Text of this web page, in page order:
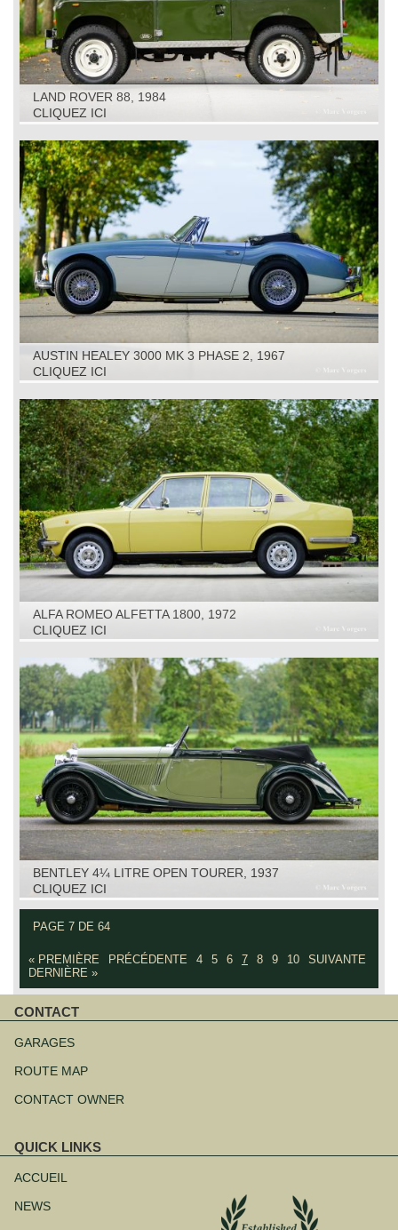
LAND ROVER 88, 1984
CLIQUEZ ICI
AUSTIN HEALEY 3000 MK 3 PHASE 2, 1967
CLIQUEZ ICI
ALFA ROMEO ALFETTA 1800, 1972
CLIQUEZ ICI
BENTLEY 4¼ LITRE OPEN TOURER, 1937
CLIQUEZ ICI
PAGE 7 DE 64
« PREMIÈRE PRÉCÉDENTE 4 5 6 7 8 9 10
SUIVANTE
DERNIÈRE »
CONTACT
au
GARAGES
ROUTE MAP
CONTACT OWNER
QUICK LINKS
au
ACCUEIL
NEWS